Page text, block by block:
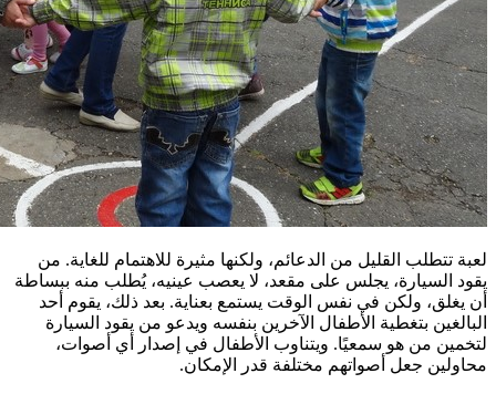
لعبة تتطلب القليل من الدعائم، ولكنها مثيرة للاهتمام للغاية. من
يقود السيارة، يجلس على مقعد، لا يعصب عينيه، يُطلب منه ببساطة
أن يغلق، ولكن في نفس الوقت يستمع بعناية. بعد ذلك، يقوم أحد
البالغين بتغطية الأطفال الآخرين بنفسه ويدعو من يقود السيارة
لتخمين من هو سمعيًا. ويتناوب الأطفال في إصدار أي أصوات،
محاولين جعل أصواتهم مختلفة قدر الإمكان.